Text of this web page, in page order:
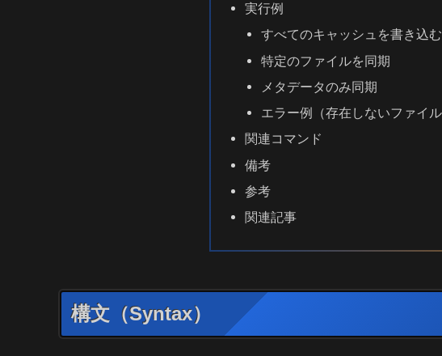
実行例
すべてのキャッシュを書き込む
特定のファイルを同期
メタデータのみ同期
エラー例（存在しないファイル
関連コマンド
備考
参考
関連記事
構文（Syntax）